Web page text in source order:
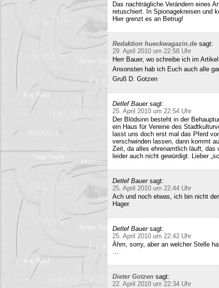
Das nachträgliche Verändern eines
retuschiert. In Spionagekreisen und
Hier grenzt es an Betrug!
Redaktion hueckwagazin.de sagt:
29. April 2010 um 22:58 Uhr
Herr Bauer, wo schreibe ich im
Ansonsten hab ich Euch auch alle
Gruß D. Gotzen
Detlef Bauer sagt:
25. April 2010 um 22:54 Uhr
Der Blödsinn besteht in der
ein Haus für Vereine des
lasst uns doch erst mal das Pferd
verschwinden lassen, dann kommt
Zeit, da alles ehrenamtlich läuft, das
leider auch nicht gewürdigt. Lieber
Detlef Bauer sagt:
25. April 2010 um 22:44 Uhr
Ach und noch etwas, ich bin nicht
Hager.
Detlef Bauer sagt:
25. April 2010 um 22:42 Uhr
Ähm, sorry, aber an welcher Stelle
…
Dieter Gotzen sagt:
22. April 2010 um 22:34 Uhr